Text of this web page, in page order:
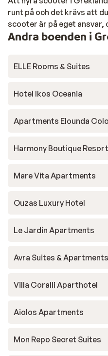
runt på och det krävs att
scooter är på eget ansvar,
Andra boenden i
ELLE Rooms & Suites
Hotel Ikos Oceania
Apartments Elounda
Harmony Boutique
Mare Vita Apartments
Ouzas Luxury Hotel
Le Jardin Apartments
Avra Suites & Apartments
Villa Coralli Aparthotel
Aiolos Apartments
Mon Repo Secret Suites